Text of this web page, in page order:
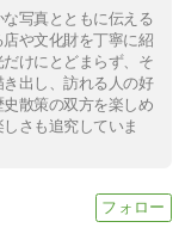
写真とともに伝える
や文化財を丁寧に紹
けにとどまらず、そ
出し、訪れる人の好
散策の双方を楽しめ
さも追究していま